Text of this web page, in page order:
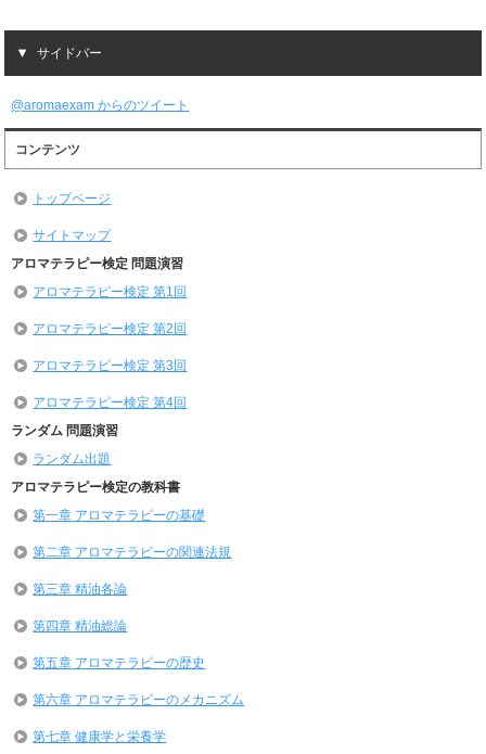
サイドバー
@aromaexam からのツイート
コンテンツ
トップページ
サイトマップ
アロマテラピー検定 問題演習
アロマテラピー検定 第1回
アロマテラピー検定 第2回
アロマテラピー検定 第3回
アロマテラピー検定 第4回
ランダム 問題演習
ランダム出題
アロマテラピー検定の教科書
第一章 アロマテラピーの基礎
第二章 アロマテラピーの関連法規
第三章 精油各論
第四章 精油総論
第五章 アロマテラピーの歴史
第六章 アロマテラピーのメカニズム
第七章 健康学と栄養学